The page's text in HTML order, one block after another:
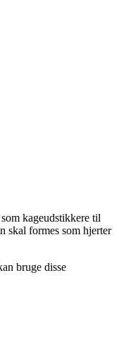
kageudstikkere til
skal formes som hjerter
bruge disse